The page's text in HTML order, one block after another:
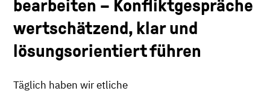
bearbeiten − Konfliktgespräche
wertschätzend, klar und
lösungsorientiert führen
Täglich haben wir etliche